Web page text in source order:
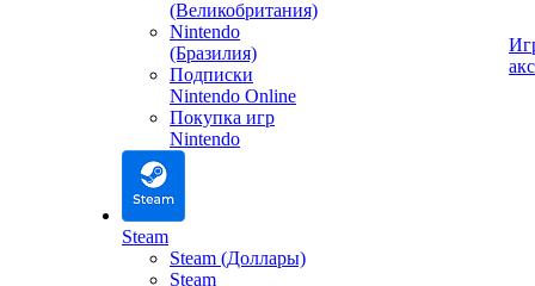
(Великобритания)
Nintendo
(Бразилия)
Подписки
Nintendo Online
Покупка игр
Nintendo
Steam
Steam (Доллары)
Steam